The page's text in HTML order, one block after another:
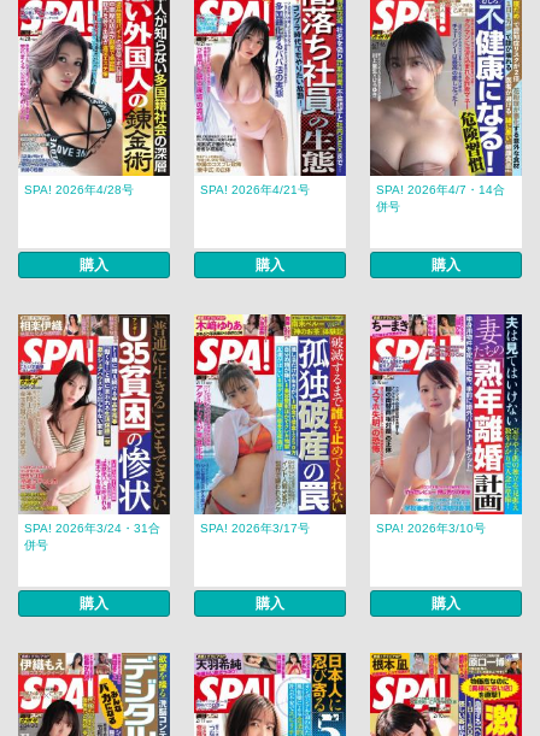
SPA! 2026年4/28号
購入
SPA! 2026年4/21号
購入
SPA! 2026年4/7・14合
併号
購入
SPA! 2026年3/24・31合
併号
購入
SPA! 2026年3/17号
購入
SPA! 2026年3/10号
購入